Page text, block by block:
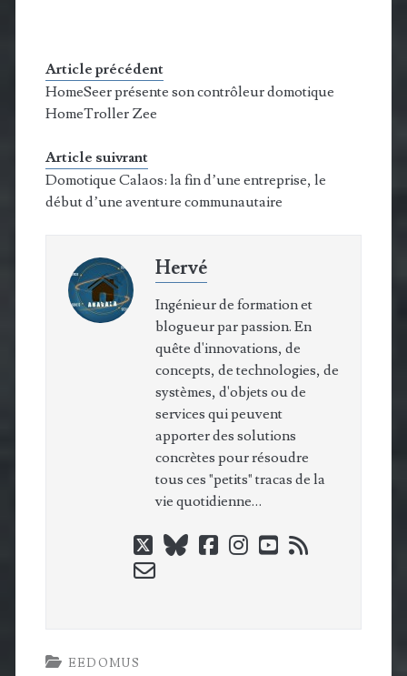
Article précédent
HomeSeer présente son contrôleur domotique
HomeTroller Zee
Article suivrant
Domotique Calaos: la fin d’une entreprise, le
début d’une aventure communautaire
Hervé
Ingénieur de formation et
blogueur par passion. En
quête d'innovations, de
concepts, de technologies, de
systèmes, d'objets ou de
services qui peuvent
apporter des solutions
concrètes pour résoudre
tous ces "petits" tracas de la
vie quotidienne…
twitterblueskyfacebook
instagram
youtube
rss
email-
EEDOMUS